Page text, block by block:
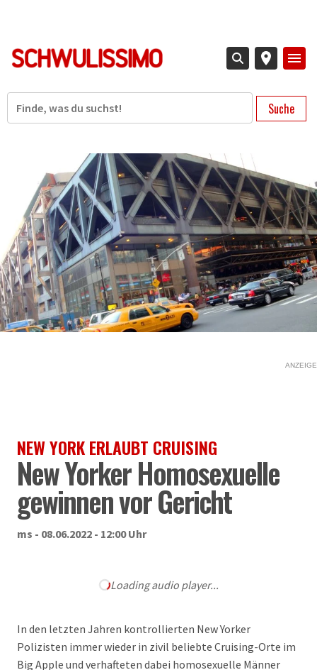
Suche
ANZEIGE
NEW YORK ERLAUBT CRUISING
New Yorker Homosexuelle
gewinnen vor Gericht
ms - 08.06.2022 - 12:00 Uhr
Loading audio player...
In den letzten Jahren kontrollierten New Yorker
Polizisten immer wieder in zivil beliebte Cruising-Orte im
Big Apple und verhafteten dabei homosexuelle Männer